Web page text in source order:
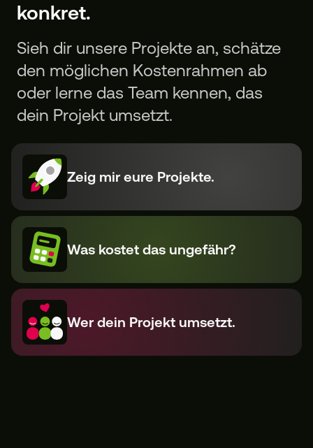
konkret.
Sieh dir unsere Projekte an, schätze
den möglichen Kostenrahmen ab
oder lerne das Team kennen, das
dein Projekt umsetzt.
Zeig mir eure Projekte.
Was kostet das ungefähr?
Wer dein Projekt umsetzt.